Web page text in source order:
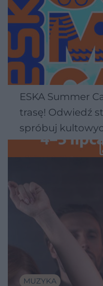
ESKA Summer
trasę! Odwiedź
spróbuj
Wawelu
MUZYKA